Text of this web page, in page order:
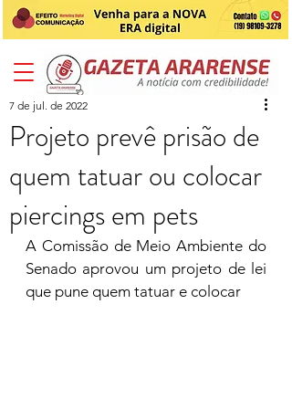
Projeto prevê prisão de
quem tatuar ou colocar
piercings em pets
7 de jul. de 2022
A Comissão de Meio Ambiente do
Senado aprovou um projeto de lei
que pune quem tatuar e colocar